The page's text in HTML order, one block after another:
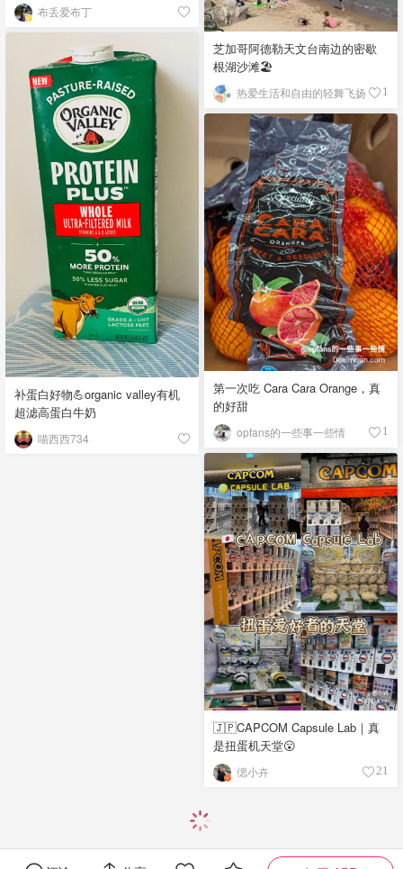
布丢爱布丁
芝加哥阿德勒天文台南边的密歇
根湖沙滩🏖️
热爱生活和自由的轻舞飞扬 1
补蛋白好物💪organic valley有机
超滤高蛋白牛奶
喵西西734
第一次吃 Cara Cara Orange，真
的好甜
opfans的一些事一些情 1
🇯🇵CAPCOM Capsule Lab｜真
是扭蛋机天堂😮
偲小卉 21